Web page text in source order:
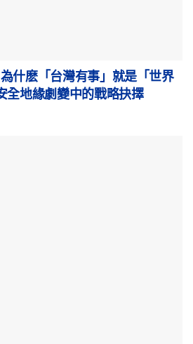
什麽「台灣有事」就是「世界
地緣劇變中的戰略抉擇